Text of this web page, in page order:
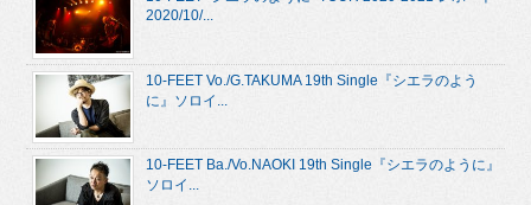
2020/10/...
10-FEET Vo./G.TAKUMA 19th Single『シエラのよう
に』ソロイ...
10-FEET Ba./Vo.NAOKI 19th Single『シエラのように』
ソロイ...